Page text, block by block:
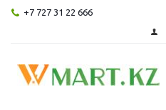
+7 727 31 22 666